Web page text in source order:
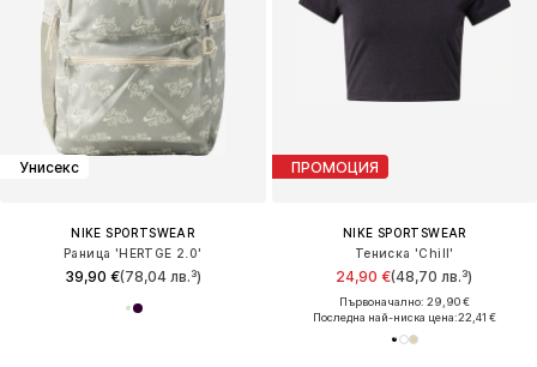
Унисекс
NIKE SPORTSWEAR
Раница 'HERTGE 2.0'
39,90 €(78,04 лв.³)
ПРОМОЦИЯ
NIKE SPORTSWEAR
Тениска 'Chill'
24,90 €(48,70 лв.³)
Първоначално: 29,90 €
Последна най-ниска цена:22,41 €